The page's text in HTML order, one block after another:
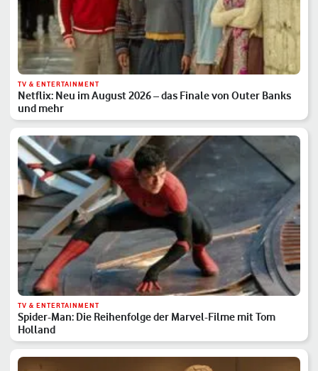
TV & ENTERTAINMENT
Netflix: Neu im August 2026 – das Finale von Outer Banks
und mehr
TV & ENTERTAINMENT
Spider-Man: Die Reihenfolge der Marvel-Filme mit Tom
Holland